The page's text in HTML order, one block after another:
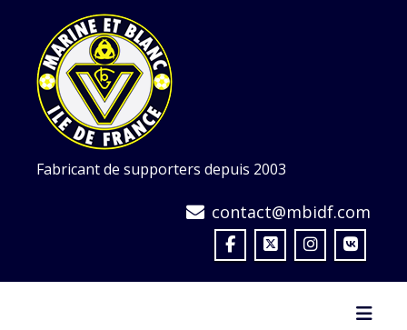
content
Fabricant de supporters depuis 2003
contact@mbidf.com